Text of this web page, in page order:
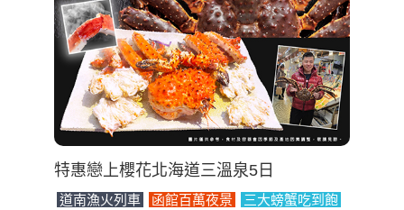
特惠戀上櫻花北海道三溫泉5日
道南漁火列車 函館百萬夜景 三大螃蟹吃到飽